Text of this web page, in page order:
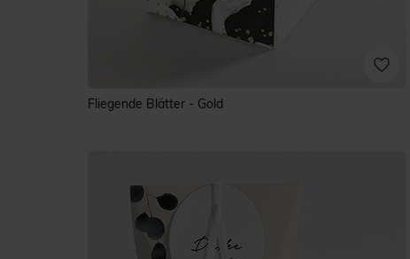
Fliegende Blätter - Gold